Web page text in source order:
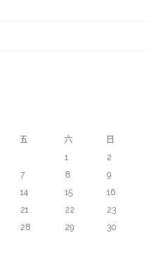
五 六
日
1
2
7 8
9
14 15
16
21 22
23
28 29
30